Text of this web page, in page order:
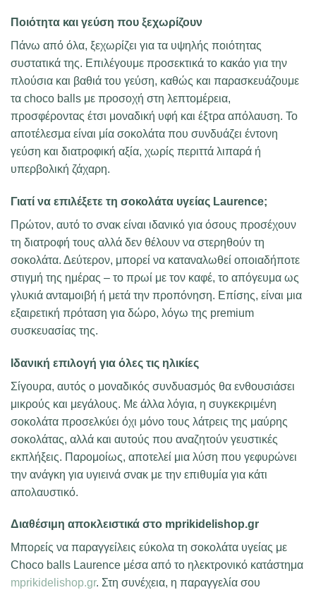
Ποιότητα και γεύση που ξεχωρίζουν
Πάνω από όλα, ξεχωρίζει για τα υψηλής ποιότητας
συστατικά της. Επιλέγουμε προσεκτικά το κακάο για την
πλούσια και βαθιά του γεύση, καθώς και παρασκευάζουμε
τα choco balls με προσοχή στη λεπτομέρεια,
προσφέροντας έτσι μοναδική υφή και έξτρα απόλαυση. Το
αποτέλεσμα είναι μία σοκολάτα που συνδυάζει έντονη
γεύση και διατροφική αξία, χωρίς περιττά λιπαρά ή
υπερβολική ζάχαρη.
Γιατί να επιλέξετε τη σοκολάτα υγείας Laurence;
Πρώτον, αυτό το σνακ είναι ιδανικό για όσους προσέχουν
τη διατροφή τους αλλά δεν θέλουν να στερηθούν τη
σοκολάτα. Δεύτερον, μπορεί να καταναλωθεί οποιαδήποτε
στιγμή της ημέρας – το πρωί με τον καφέ, το απόγευμα ως
γλυκιά ανταμοιβή ή μετά την προπόνηση. Επίσης, είναι μια
εξαιρετική πρόταση για δώρο, λόγω της premium
συσκευασίας της.
Ιδανική επιλογή για όλες τις ηλικίες
Σίγουρα, αυτός ο μοναδικός συνδυασμός θα ενθουσιάσει
μικρούς και μεγάλους. Με άλλα λόγια, η συγκεκριμένη
σοκολάτα προσελκύει όχι μόνο τους λάτρεις της μαύρης
σοκολάτας, αλλά και αυτούς που αναζητούν γευστικές
εκπλήξεις. Παρομοίως, αποτελεί μια λύση που γεφυρώνει
την ανάγκη για υγιεινά σνακ με την επιθυμία για κάτι
απολαυστικό.
Διαθέσιμη αποκλειστικά στο mprikidelishop.gr
Μπορείς να παραγγείλεις εύκολα τη σοκολάτα υγείας με
Choco balls Laurence μέσα από το ηλεκτρονικό κατάστημα
mprikidelishop.gr. Στη συνέχεια, η παραγγελία σου